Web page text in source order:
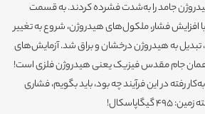
جامد را به‌شدت فشرده کردند. به قسمت
افزایش فشار، ملکول‌های هیدروژن، شروع به تغییر
به هیدروژن درخشان و براق شد. آزمایش‌های
همان جام مقدس فیزیک یعنی هیدروژن فلزی است!
رفته در این فرآیند چه بود، باید بگویم، فشاری